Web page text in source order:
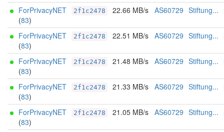
ForPrivacyNET
(83)
2f1c2478 22.66 MB/s AS60729 Stiftung...
ForPrivacyNET
(83)
2f1c2478 22.51 MB/s AS60729 Stiftung...
ForPrivacyNET
(83)
2f1c2478 21.48 MB/s AS60729 Stiftung...
ForPrivacyNET
(83)
2f1c2478 21.33 MB/s AS60729 Stiftung...
ForPrivacyNET
(83)
2f1c2478 21.05 MB/s AS60729 Stiftung...